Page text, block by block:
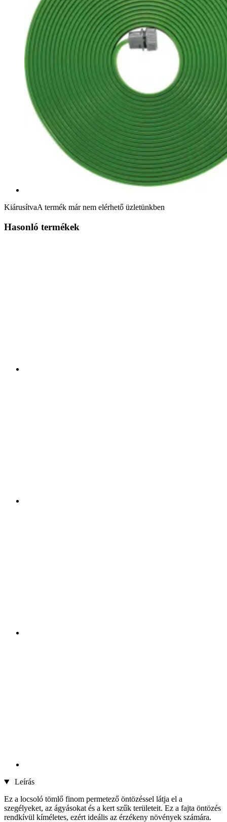
KiárusítvaA termék már nem elérhető üzletünkben
Hasonló termékek
Leírás
Ez a locsoló tömlő finom permetező öntözéssel látja el a
szegélyeket, az ágyásokat és a kert szűk területeit. Ez a fajta öntözés
rendkívül kíméletes, ezért ideális az érzékeny növények számára.